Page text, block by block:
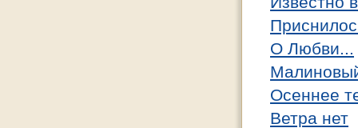
О Любви...
Осеннее
Ветра нет